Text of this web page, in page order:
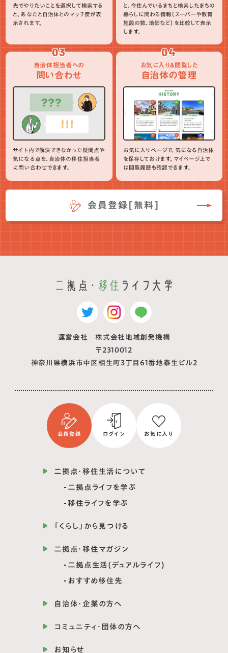
先でやりたいことを選択して検索する
と、あなたと自治体とのマッチ度が表
示されます。
と、今住んでいるまちと検索したまちの
暮らしに関わる情報（スーパーや教育
施設の数、地価など）を比較して表示
します。
03
自治体担当者への
問い合わせ
サイト内で解決できなかった疑問点や
気になる点を、自治体の移住担当者
に問い合わせできます。
04
お気に入り＆閲覧した
自治体の管理
お気に入りページで、気になる自治体
を保存しておけます。マイページ上で
は閲覧履歴も確認できます。
会員登録[無料]
運営会社 株式会社地域創発機構
〒2310012
神奈川県横浜市中区相生町3丁目61番地泰生ビル2
会員登録 ログイン お気に入り
二拠点・移住生活について
二拠点ライフを学ぶ
移住ライフを学ぶ
「くらし」から見つける
二拠点・移住マガジン
二拠点生活(デュアルライフ)
おすすめ移住先
自治体・企業の方へ
コミュニティ・団体の方へ
お知らせ